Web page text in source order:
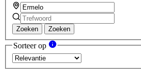
Zoeken Zoeken
Sorteer op